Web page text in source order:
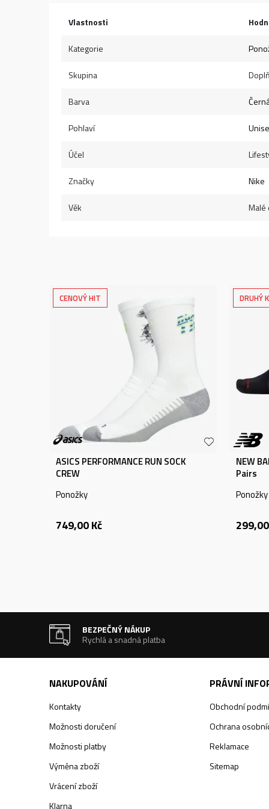
Vlastnosti
Kategorie
Skupina
Barva
Pohlaví
Účel
Značky Nike
Věk Malé
CENOVÝ HIT
ASICS PERFORMANCE RUN SOCK
CREW
Ponožky
749,00Kč
DRUHÝ
NEW
Pairs
Ponožky
299,00
BEZPEČNÝ NÁKUP
Rychlá a snadná platba
NAKUPOVÁNÍ
Kontakty
Možnosti doručení
Možnosti platby
Výměna zboží
Vrácení zboží
Klarna
PRÁVNÍ
Obchodní
Ochrana
Reklamace
Sitemap